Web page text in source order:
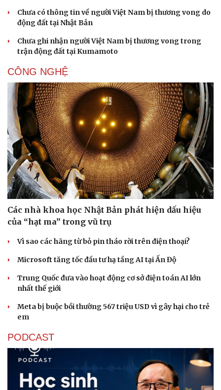
Văn hóa
Sân khấu - Điện ảnh
Văn học
Âm nhạc
Di sản
Giải trí
Nghệ sĩ
Thời trang
Sao Việt
Chưa có thông tin về người Việt Nam bị thương vong do
động đất tại Nhật Bản
Chưa ghi nhận người Việt Nam bị thương vong trong
trận động đất tại Kumamoto
CÔNG NGHỆ
Các nhà khoa học Nhật Bản phát hiện dấu hiệu
của “hạt ma” trong vũ trụ
Vì sao các hãng từ bỏ pin tháo rời trên điện thoại?
Microsoft tăng tốc đầu tư hạ tầng AI tại Ấn Độ
Trung Quốc đưa vào hoạt động cơ sở điện toán AI lớn
nhất thế giới
Meta bị buộc bồi thường 567 triệu USD vì gây hại cho trẻ
em
PODCAST